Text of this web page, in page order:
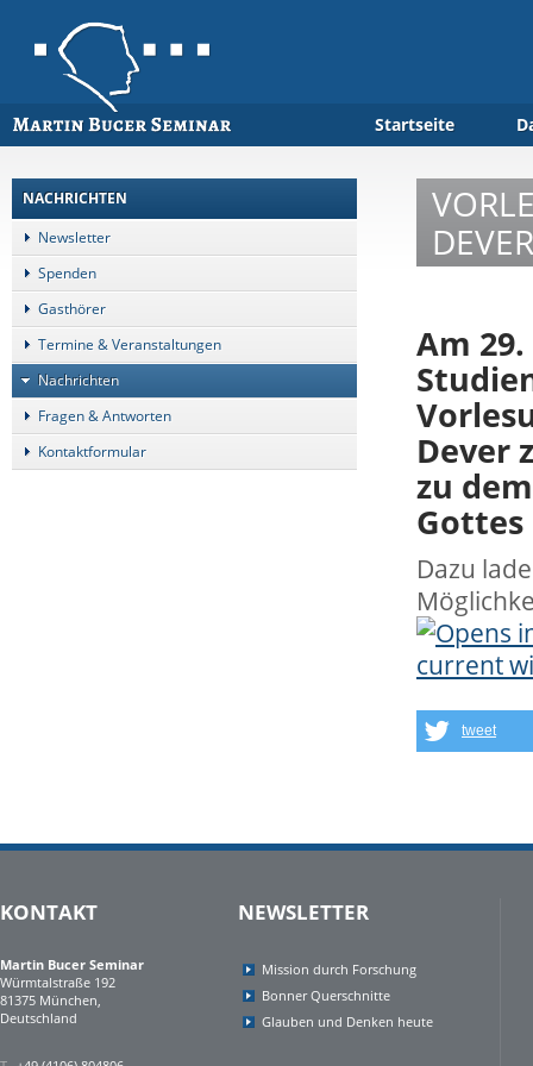
Startseite
NACHRICHTEN
Newsletter
Spenden
Gasthörer
Termine & Veranstaltungen
Nachrichten
Fragen & Antworten
Kontaktformular
Am
Dever
zu
Gottes
Dazu
tweet
KONTAKT
Martin Bucer Seminar
Würmtalstraße 192
81375 München,
Deutschland
NEWSLETTER
Mission durch Forschung
Bonner Querschnitte
Glauben und Denken heute